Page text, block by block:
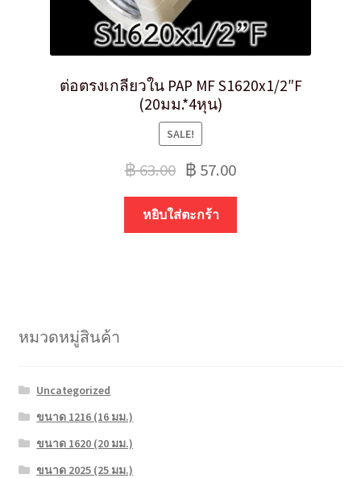
ต่อตรงเกลียวใน PAP MF S1620x1/2″F
(20มม.*4หุน)
SALE!
฿63.00 ฿ 57.00
หยิบใส่ตะกร้า
หมวดหมู่สินค้า
Uncategorized
ขนาด 1216 (16 มม.)
ขนาด 1620 (20 มม.)
ขนาด 2025 (25 มม.)